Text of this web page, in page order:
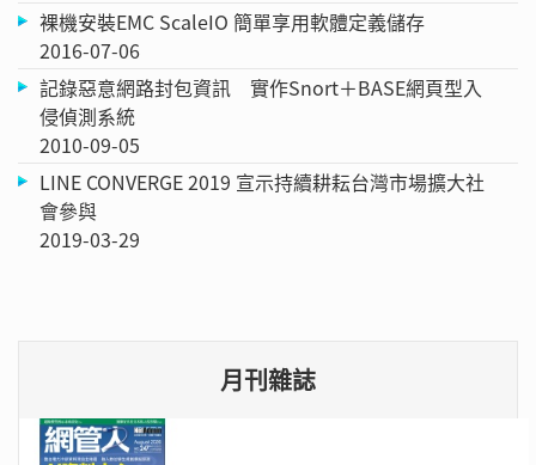
裸機安裝EMC ScaleIO 簡單享用軟體定義儲存
2016-07-06
記錄惡意網路封包資訊 實作Snort＋BASE網頁型入
侵偵測系統
2010-09-05
LINE CONVERGE 2019 宣示持續耕耘台灣市場擴大社
會參與
2019-03-29
月刊雜誌